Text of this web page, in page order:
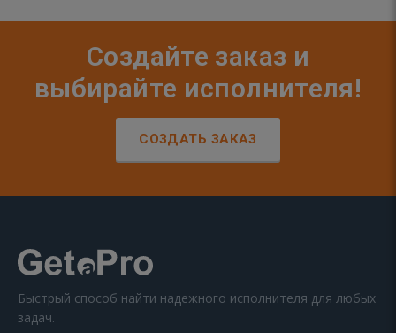
Создайте заказ и
выбирайте исполнителя!
СОЗДАТЬ ЗАКАЗ
Быстрый способ найти надежного исполнителя для любых
задач.